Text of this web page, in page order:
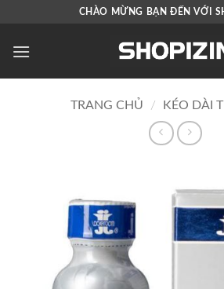
nội
CHÀO MỪNG BẠN ĐẾN VỚI
TRANG CHỦ / KÉO DÀI